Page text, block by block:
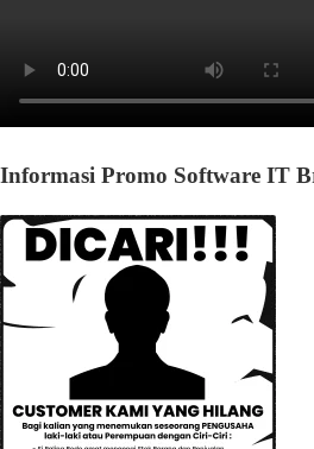
Informasi Promo Software IT